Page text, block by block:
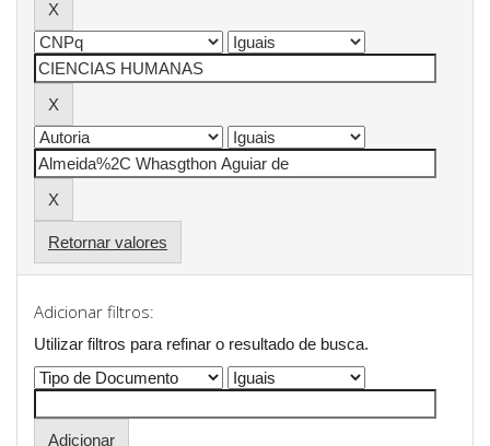
Retornar valores
Adicionar filtros:
Utilizar filtros para refinar o resultado de busca.